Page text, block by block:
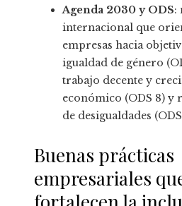
Agenda 2030 y ODS:
internacional que
empresas hacia
igualdad de género
trabajo decente y
económico (ODS 8) y
de desigualdades
Buenas prácticas
empresariales